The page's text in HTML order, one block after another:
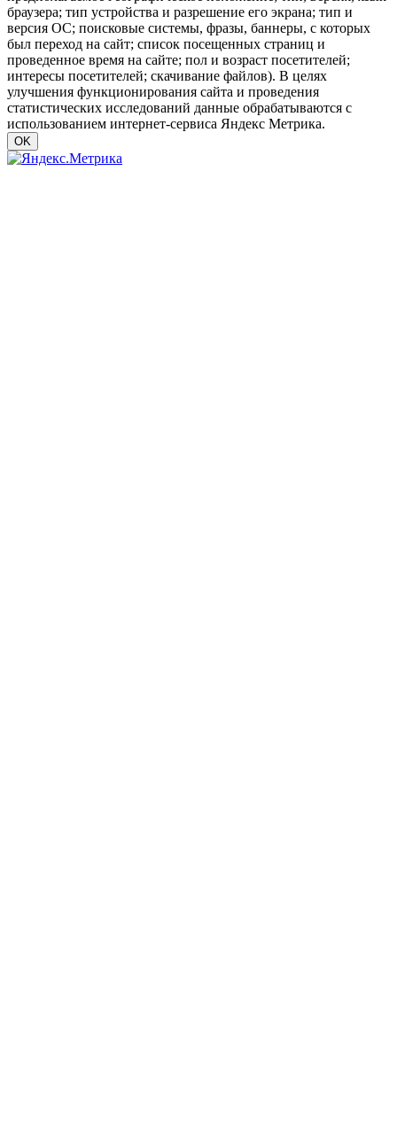
браузера; тип устройства и разрешение его экрана; тип и
версия ОС; поисковые системы, фразы, баннеры, с которых
был переход на сайт; список посещенных страниц и
проведенное время на сайте; пол и возраст посетителей;
интересы посетителей; скачивание файлов). В целях
улучшения функционирования сайта и проведения
статистических исследований данные обрабатываются с
использованием интернет-сервиса Яндекс Метрика.
OK